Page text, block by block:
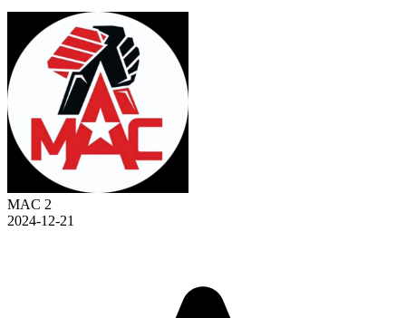
MAC 2
2024-12-21